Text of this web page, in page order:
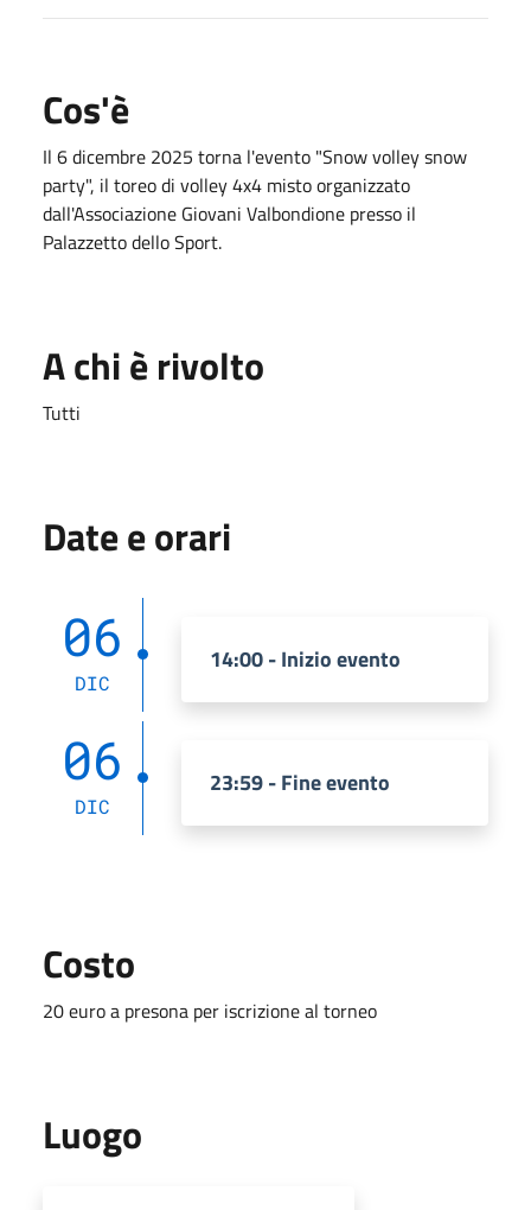
Cos'è
Il 6 dicembre 2025 torna l'evento "Snow volley snow
party", il toreo di volley 4x4 misto organizzato
dall'Associazione Giovani Valbondione presso il
Palazzetto dello Sport.
A chi è rivolto
Tutti
Date e orari
06
DIC
14:00 - Inizio evento
06
DIC
23:59 - Fine evento
Costo
20 euro a presona per iscrizione al torneo
Luogo